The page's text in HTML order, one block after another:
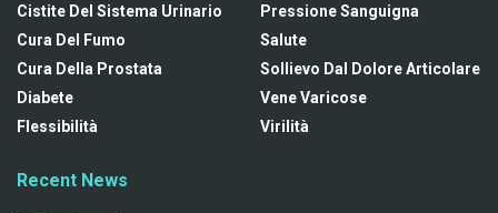
Cistite Del Sistema Urinario
Cura Del Fumo
Cura Della Prostata
Diabete
Flessibilità
Pressione Sanguigna
Salute
Sollievo Dal Dolore Articolare
Vene Varicose
Virilità
Recent News